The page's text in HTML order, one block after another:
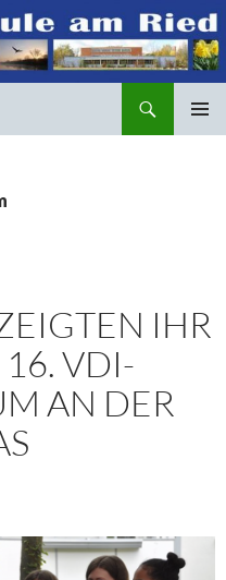
IHR
VDI-
AN DER